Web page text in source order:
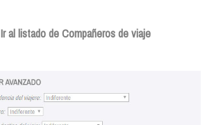
Ir al listado de Compañeros de viaje